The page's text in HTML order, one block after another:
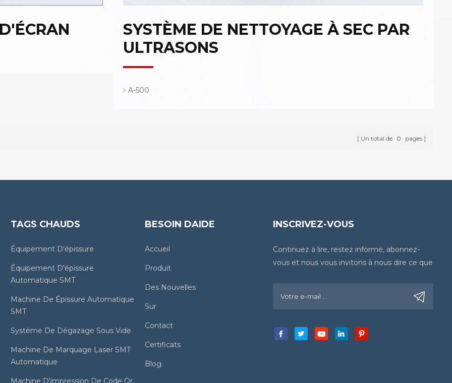
SYSTÈME DE NETTOYAGE À SEC PAR
ULTRASONS
A-500
Un total de 0 pages
TAGS CHAUDS
Équipement D'épissure
Équipement D'épissure
Automatique SMT
Machine De Épissure Automatique
SMT
Système De Dégazage Sous Vide
Machine De Marquage Laser SMT
Automatique
Machine D'impression De Code Qr
BESOIN DAIDE
Accueil
Produit
Des Nouvelles
Sur
Contact
Certificats
Blog
INSCRIVEZ-VOUS
Continuez à lire, restez informé, abonnez-
vous et nous vous invitons à nous dire ce que